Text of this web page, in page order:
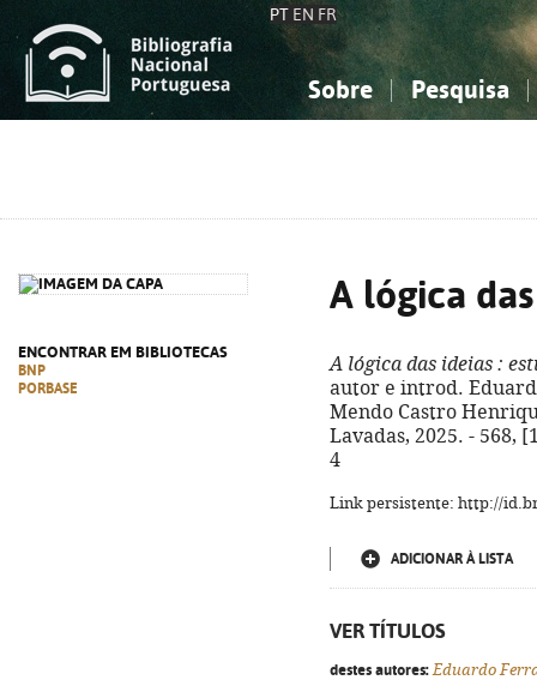
PT EN FR
Sobre Pesquisa
ENCONTRAR EM BIBLIOTECAS
BNP
PORBASE
A lógica
A lógica das ideias :
autor e introd.
Mendo Castro
Lavadas, 2025. - 568,
4
Link persistente: http://
ADICIONAR À LISTA
VER TÍTULOS
destes autores: Eduardo